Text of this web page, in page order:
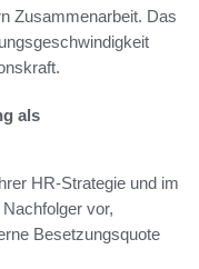
Zusammenarbeit. Das
als
HR-Strategie und im
vor,
Besetzungsquote